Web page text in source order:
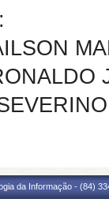
da Informação - (84)